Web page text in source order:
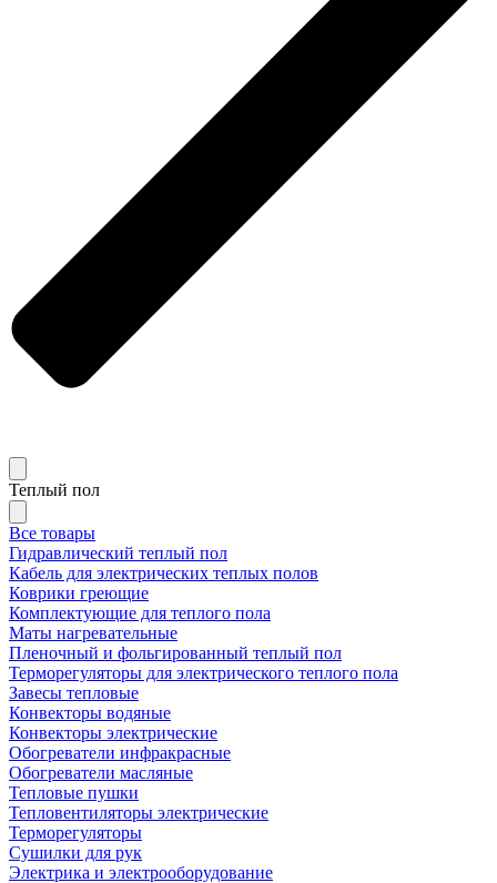
Теплый пол
Все товары
Гидравлический теплый пол
Кабель для электрических теплых полов
Коврики греющие
Комплектующие для теплого пола
Маты нагревательные
Пленочный и фольгированный теплый пол
Терморегуляторы для электрического теплого пола
Завесы тепловые
Конвекторы водяные
Конвекторы электрические
Обогреватели инфракрасные
Обогреватели масляные
Тепловые пушки
Тепловентиляторы электрические
Терморегуляторы
Сушилки для рук
Электрика и электрооборудование